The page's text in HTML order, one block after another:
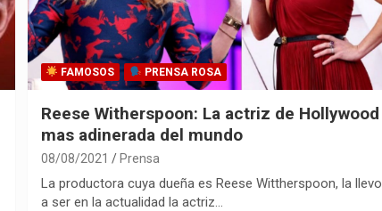
FAMOSOS PRENSA ROSA
Reese Witherspoon: La actriz de Hollywood
mas adinerada del mundo
08/08/2021 Prensa
La productora cuya dueña es Reese Wittherspoon, la llevo
a ser en la actualidad la actriz…